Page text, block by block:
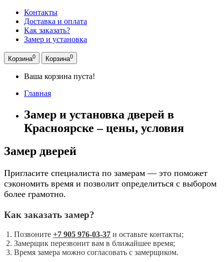
Контакты
Доставка и оплата
Как заказать?
Замер и установка
Корзина0 Корзина0
Ваша корзина пуста!
Главная
Замер и установка дверей в
Красноярске – цены, условия
Замер дверей
Пригласите специалиста по замерам — это поможет
сэкономить время и позволит определиться с выбором
более грамотно.
Как заказать замер?
Позвоните +7 905 976-03-37 и оставьте контакты;
Замерщик перезвонит вам в ближайшее время;
Время замера можно согласовать с замерщиком.